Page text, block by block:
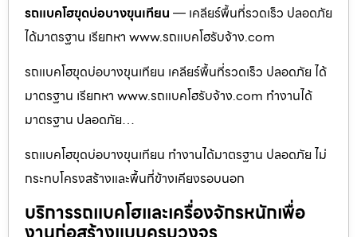
รถแบคโฮขุดบ่อบางขุนเทียน — เคลียร์พื้นที่รวดเร็ว ปลอดภัย
ได้มาตรฐาน เรียกหา www.รถแบคโฮรับจ้าง.com
รถแบคโฮขุดบ่อบางขุนเทียน เคลียร์พื้นที่รวดเร็ว ปลอดภัย ได้
มาตรฐาน เรียกหา www.รถแบคโฮรับจ้าง.com ทำงานได้
มาตรฐาน ปลอดภัย…
รถแบคโฮขุดบ่อบางขุนเทียน ทำงานได้มาตรฐาน ปลอดภัย ไม่
กระทบโครงสร้างและพื้นที่ข้างเคียงรอบนอก
บริการรถแบคโฮและเครื่องจักรหนักเพื่อ